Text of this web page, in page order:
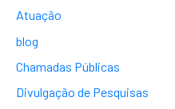
Atuação
blog
Chamadas Públicas
Divulgação de Pesquisas